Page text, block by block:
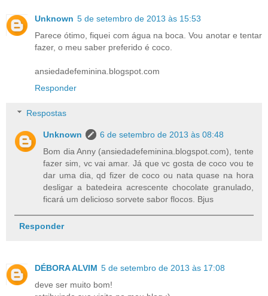
Unknown 5 de setembro de 2013 às 15:53
Parece ótimo, fiquei com água na boca. Vou anotar e tentar
fazer, o meu saber preferido é coco.
ansiedadefeminina.blogspot.com
Responder
Respostas
Unknown
6 de setembro de 2013 às 08:48
Bom dia Anny (ansiedadefeminina.blogspot.com), tente
fazer sim, vc vai amar. Já que vc gosta de coco vou te
dar uma dia, qd fizer de coco ou nata quase na hora
desligar a batedeira acrescente chocolate granulado,
ficará um delicioso sorvete sabor flocos. Bjus
Responder
DÉBORA ALVIM 5 de setembro de 2013 às 17:08
deve ser muito bom!